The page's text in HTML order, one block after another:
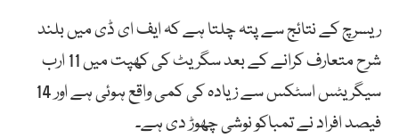
ریسرچ کے نتائج سے پتہ چلتا ہے کہ ایف ای ڈی میں بلند
شرح متعارف کرانے کے بعد سگریٹ کی کھپت میں 11 ارب
سیگریٹس اسٹکس سے زیادہ کی کمی واقع ہوئی ہے اور 14
فیصد افراد نے تمباکو نوشی چھوڑ دی ہے۔